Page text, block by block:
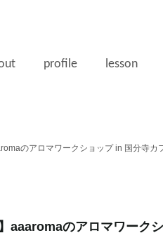
profile lesson
のアロマワークショップ in 国分寺カ
aaaromaのアロマワーク